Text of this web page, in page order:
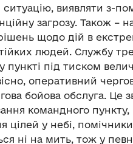
ситуацію, виявляти з-
загрозу. Також –
щодо дій в
людей. Службу
під тиском
оперативний
бойова обслуга. Це
командного пункту,
цілей у небі,
ні на мить, тож у